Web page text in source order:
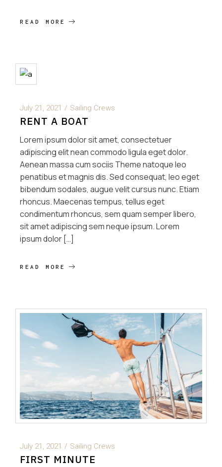
READ MORE
July 21, 2021 Sailing Crews
RENT A BOAT
Lorem ipsum dolor sit amet, consectetuer
adipiscing elit nean commodo ligula eget dolor.
Aenean massa cum sociis Theme natoque leo
penatibus et magnis dis. Sed consequat, leo eget
bibendum sodales, augue velit cursus nunc. Etiam
rhoncus. Maecenas tempus, tellus eget
condimentum rhoncus, sem quam semper libero,
sit amet adipiscing sem neque ipsum. Lorem
ipsum dolor […]
READ MORE
July 21, 2021 Sailing Crews
FIRST MINUTE